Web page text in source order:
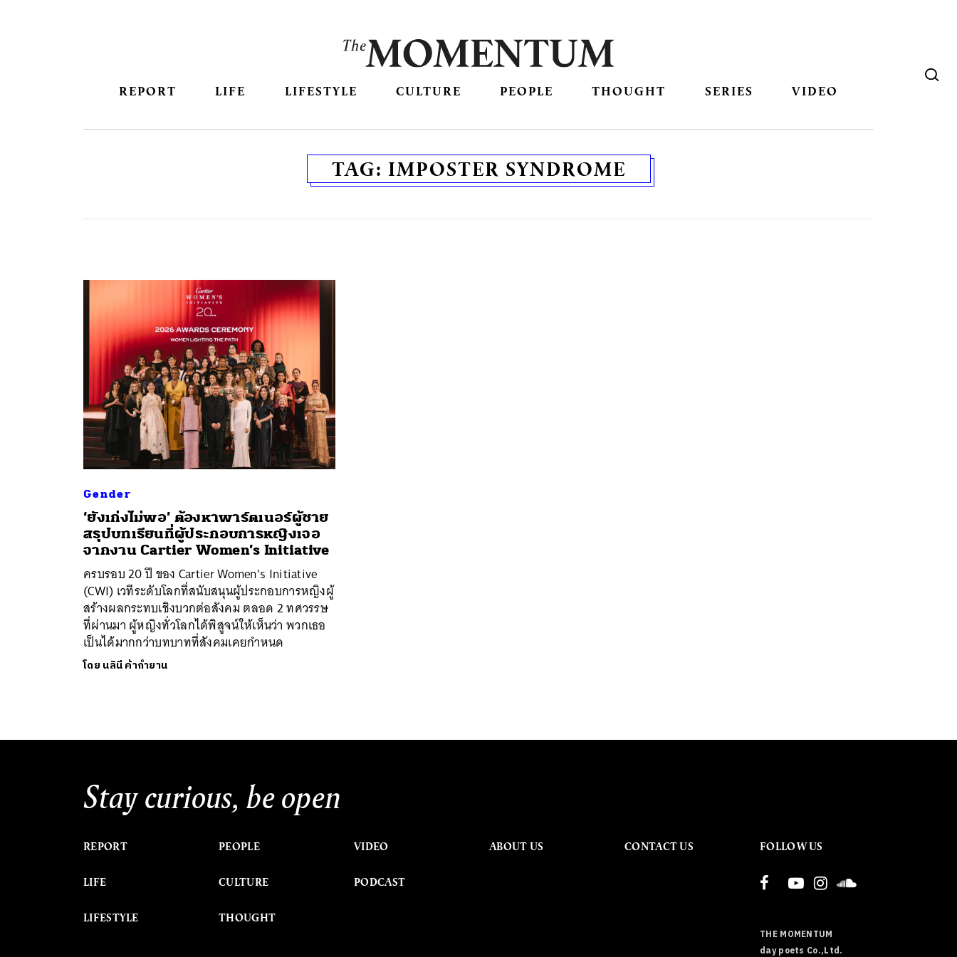
REPORT LIFE LIFESTYLE CULTURE PEOPLE THOUGHT SERIES VIDEO
TAG: IMPOSTER SYNDROME
Gender
‘ยังเก่งไม่พอ’ ต้องหาพาร์ตเนอร์ผู้ชาย
สรุปบทเรียนที่ผู้ประกอบการหญิงเจอ
จากงาน Cartier Women’s Initiative
ครบรอบ 20 ปี ของ Cartier Women’s Initiative
(CWI) เวทีระดับโลกที่สนับสนุนผู้ประกอบการหญิงผู้
สร้างผลกระทบเชิงบวกต่อสังคม ตลอด 2 ทศวรรษ
ที่ผ่านมา ผู้หญิงทั่วโลกได้พิสูจน์ให้เห็นว่า พวกเธอ
เป็นได้มากกว่าบทบาทที่สังคมเคยกำหนด
โดย นลินี ค้ากำยาน
Stay curious, be open
REPORT
LIFE
LIFESTYLE
PEOPLE
CULTURE
THOUGHT
VIDEO
PODCAST
ABOUT US CONTACT US FOLLOW US
THE MOMENTUM
day poets Co.,Ltd.